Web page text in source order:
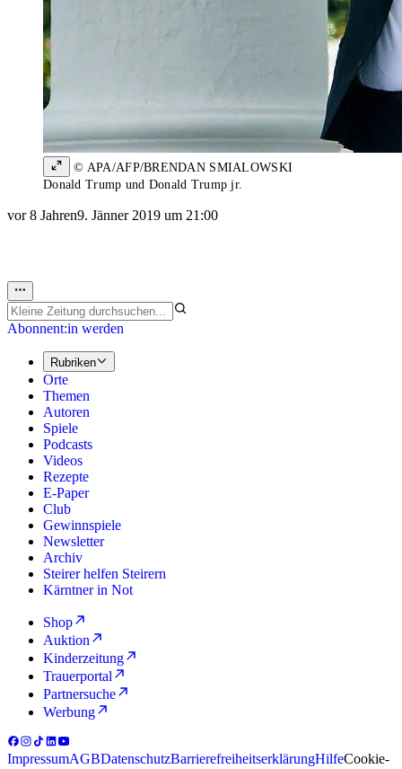
© APA/AFP/BRENDAN SMIALOWSKI
Donald Trump und Donald Trump jr.
vor 8 Jahren9. Jänner 2019 um 21:00
Abonnent:in werden
Rubriken
Orte
Themen
Autoren
Spiele
Podcasts
Videos
Rezepte
E-Paper
Club
Gewinnspiele
Newsletter
Archiv
Steirer helfen Steirern
Kärntner in Not
Shop
Auktion
Kinderzeitung
Trauerportal
Partnersuche
Werbung
ImpressumAGBDatenschutzBarrierefreiheitserklärungHilfeCookie-